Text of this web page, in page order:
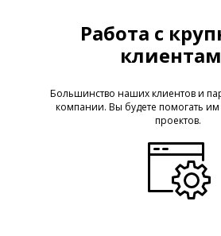
Работа с
Большинство наших клиентов и
компании. Вы будете помогать
проектов.